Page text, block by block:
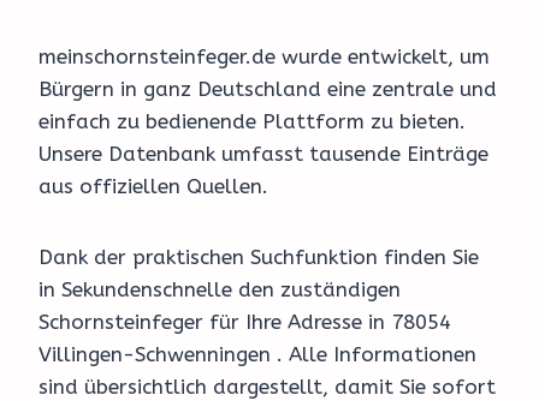
meinschornsteinfeger.de wurde entwickelt, um
Bürgern in ganz Deutschland eine zentrale und
einfach zu bedienende Plattform zu bieten.
Unsere Datenbank umfasst tausende Einträge
aus offiziellen Quellen.
Dank der praktischen Suchfunktion finden Sie
in Sekundenschnelle den zuständigen
Schornsteinfeger für Ihre Adresse in 78054
Villingen-Schwenningen . Alle Informationen
sind übersichtlich dargestellt, damit Sie sofort